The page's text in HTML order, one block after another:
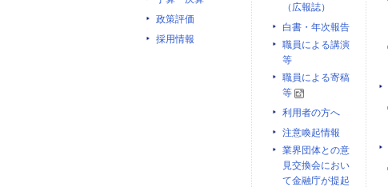
政策評価
採用情報
（広報誌）
白書・年次報告
職員による講演
等
職員による寄稿
等
利用者の方へ
注意喚起情報
業界団体との意
見交換会におい
て金融庁が提起